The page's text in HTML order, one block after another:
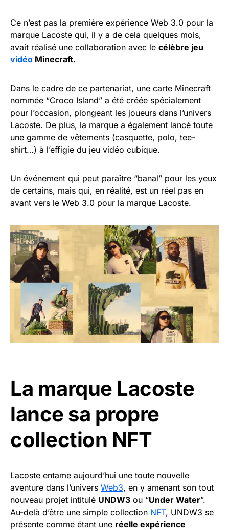
Ce n’est pas la première expérience Web 3.0 pour la
marque Lacoste qui, il y a de cela quelques mois,
avait réalisé une collaboration avec le célèbre jeu
vidéo Minecraft.
Dans le cadre de ce partenariat, une carte Minecraft
nommée “Croco Island” a été créée spécialement
pour l’occasion, plongeant les joueurs dans l’univers
Lacoste. De plus, la marque a également lancé toute
une gamme de vêtements (casquette, polo, tee-
shirt…) à l’effigie du jeu vidéo cubique.
Un événement qui peut paraître “banal” pour les yeux
de certains, mais qui, en réalité, est un réel pas en
avant vers le Web 3.0 pour la marque Lacoste.
La marque Lacoste
lance sa propre
collection NFT
Lacoste entame aujourd’hui une toute nouvelle
aventure dans l’univers Web3, en y amenant son tout
nouveau projet intitulé UNDW3 ou “Under Water”.
Au-delà d’être une simple collection NFT, UNDW3 se
présente comme étant une réelle expérience